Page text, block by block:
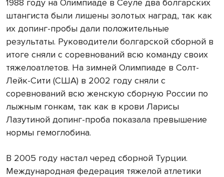
1988 году на Олимпиаде в Сеуле два болгарских
штангиста были лишены золотых наград, так как
их допинг-пробы дали положительные
результаты. Руководители болгарской сборной в
итоге сняли с соревнований всю команду своих
тяжелоатлетов. На зимней Олимпиаде в Солт-
Лейк-Сити (США) в 2002 году сняли с
соревнований всю женскую сборную России по
лыжным гонкам, так как в крови Ларисы
Лазутиной допинг-проба показала превышение
нормы гемоглобина.
В 2005 году настал черед сборной Турции.
Международная федерация тяжелой атлетики